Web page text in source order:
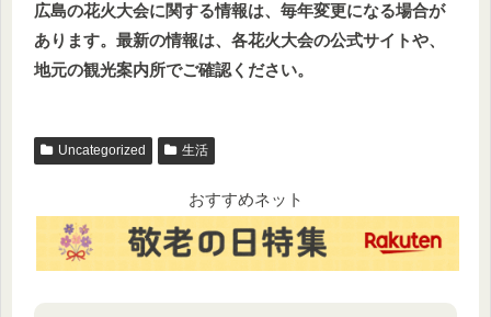
広島の花火大会に関する情報は、毎年変更になる場合が
あります。最新の情報は、各花火大会の公式サイトや、
地元の観光案内所でご確認ください。
Uncategorized 生活
おすすめネット